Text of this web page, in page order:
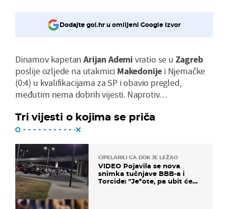
Dodajte gol.hr u omiljeni Google izvor
Dinamov kapetanArijanAdemi vratio se u Zagreb
poslije ozljede na utakmici Makedonije i Njemačke
(0:4) u kvalifikacijama za SP i obavio pregled,
međutim nema dobrih vijesti. Naprotiv…
Tri vijesti o kojima se priča
CIPELARILI GA DOK JE LEŽAO
VIDEO Pojavila se nova
snimka tučnjave BBB-a i
Torcide: "Je*ote, pa ubit će